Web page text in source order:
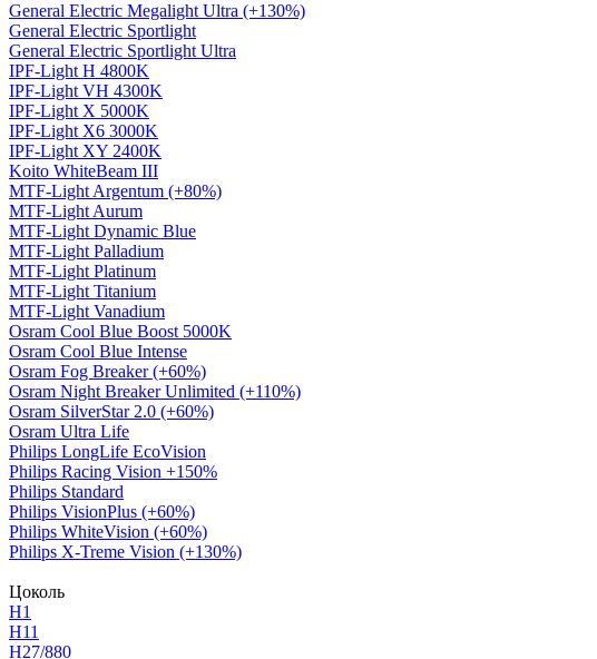
General Electric Megalight Ultra (+130%)
General Electric Sportlight
General Electric Sportlight Ultra
IPF-Light H 4800K
IPF-Light VH 4300K
IPF-Light X 5000K
IPF-Light X6 3000K
IPF-Light XY 2400K
Koito WhiteBeam III
MTF-Light Argentum (+80%)
MTF-Light Aurum
MTF-Light Dynamic Blue
MTF-Light Palladium
MTF-Light Platinum
MTF-Light Titanium
MTF-Light Vanadium
Osram Cool Blue Boost 5000K
Osram Cool Blue Intense
Osram Fog Breaker (+60%)
Osram Night Breaker Unlimited (+110%)
Osram SilverStar 2.0 (+60%)
Osram Ultra Life
Philips LongLife EcoVision
Philips Racing Vision +150%
Philips Standard
Philips VisionPlus (+60%)
Philips WhiteVision (+60%)
Philips X-Treme Vision (+130%)
Цоколь
H1
H11
H27/880